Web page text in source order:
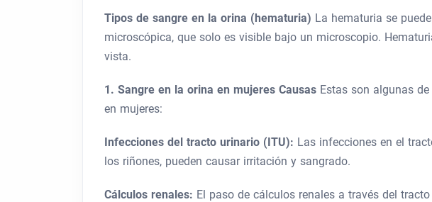
Tipos de sangre en la orina (hematuria) La hematuria se
microscópica, que solo es visible bajo un microscopio.
vista.
1. Sangre en la orina en mujeres Causas Estas son algunas
en mujeres:
Infecciones del tracto urinario (ITU): Las infecciones en el
los riñones, pueden causar irritación y sangrado.
Cálculos renales: El paso de cálculos renales a través del